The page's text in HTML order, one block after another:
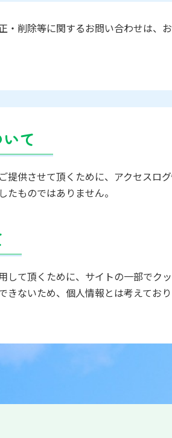
・削除等に関するお問い合わせは、
て
提供させて頂くために、アクセスロ
ものではありません。
して頂くために、サイトの一部で
きないため、個人情報とは考えてお